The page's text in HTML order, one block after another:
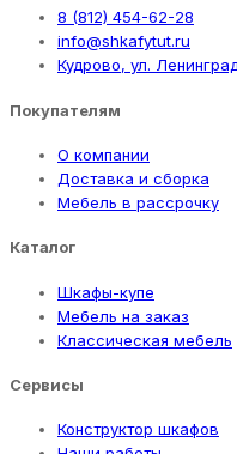
8 (812) 454-62-28
info@shkafytut.ru
Кудрово, ул.
Покупателям
О компании
Доставка и сборка
Мебель в рассрочку
Каталог
Шкафы-купе
Мебель на заказ
Классическая мебель
Сервисы
Конструктор шкафов